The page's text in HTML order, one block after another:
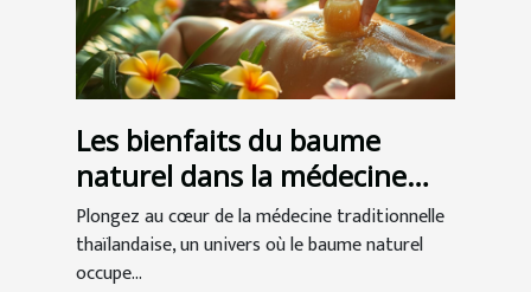
Les bienfaits du baume
naturel dans la médecine
traditionnelle thaïlandaise
Plongez au cœur de la médecine traditionnelle
thaïlandaise, un univers où le baume naturel
occupe...